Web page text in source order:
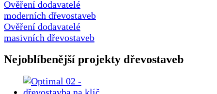
Ověření dodavatelé
moderních dřevostaveb
Ověření dodavatelé
masivních dřevostaveb
Nejoblíbenější projekty dřevostaveb